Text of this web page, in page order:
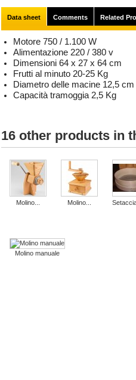
Data sheet Comments Related
Motore 750 / 1.100 W
Alimentazione 220 / 380 v
Dimensioni 64 x 27 x 64 cm
Frutti al minuto 20-25 Kg
Diametro delle macine 12,5 cm
Capacità tramoggia 2,5 Kg
16 other products in
Molino... Molino...
Molino manuale